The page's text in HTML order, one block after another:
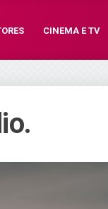
CINEMA E TV